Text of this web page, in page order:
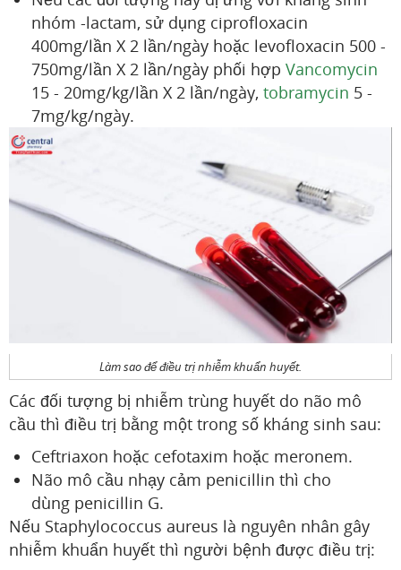
nhóm -lactam, sử dụng ciprofloxacin
400mg/lần X 2 lần/ngày hoặc levofloxacin 500 -
750mg/lần X 2 lần/ngày phối hợp Vancomycin
15 - 20mg/kg/lần X 2 lần/ngày, tobramycin 5 -
7mg/kg/ngày.
Làm sao để điều trị nhiễm khuẩn huyết.
Các đối tượng bị nhiễm trùng huyết do não mô
cầu thì điều trị bằng một trong số kháng sinh sau:
Ceftriaxon hoặc cefotaxim hoặc meronem.
Não mô cầu nhạy cảm penicillin thì cho
dùng penicillin G.
Nếu Staphylococcus aureus là nguyên nhân gây
nhiễm khuẩn huyết thì người bệnh được điều trị: